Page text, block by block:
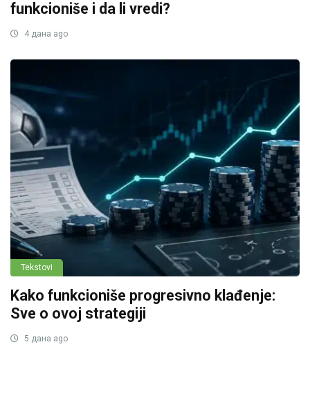
funkcioniše i da li vredi?
4 дана ago
Tekstovi
Kako funkcioniše progresivno klađenje:
Sve o ovoj strategiji
5 дана ago